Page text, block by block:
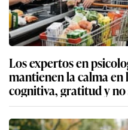
Los expertos en
mantienen la calma
cognitiva, gratitud y